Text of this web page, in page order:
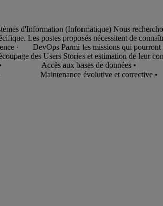
d'Information (Informatique) Nous
Les postes proposés nécessitent de
DevOps Parmi les missions qui pourront
des Users Stories et estimation de
aux bases de données •
• Maintenance évolutive et